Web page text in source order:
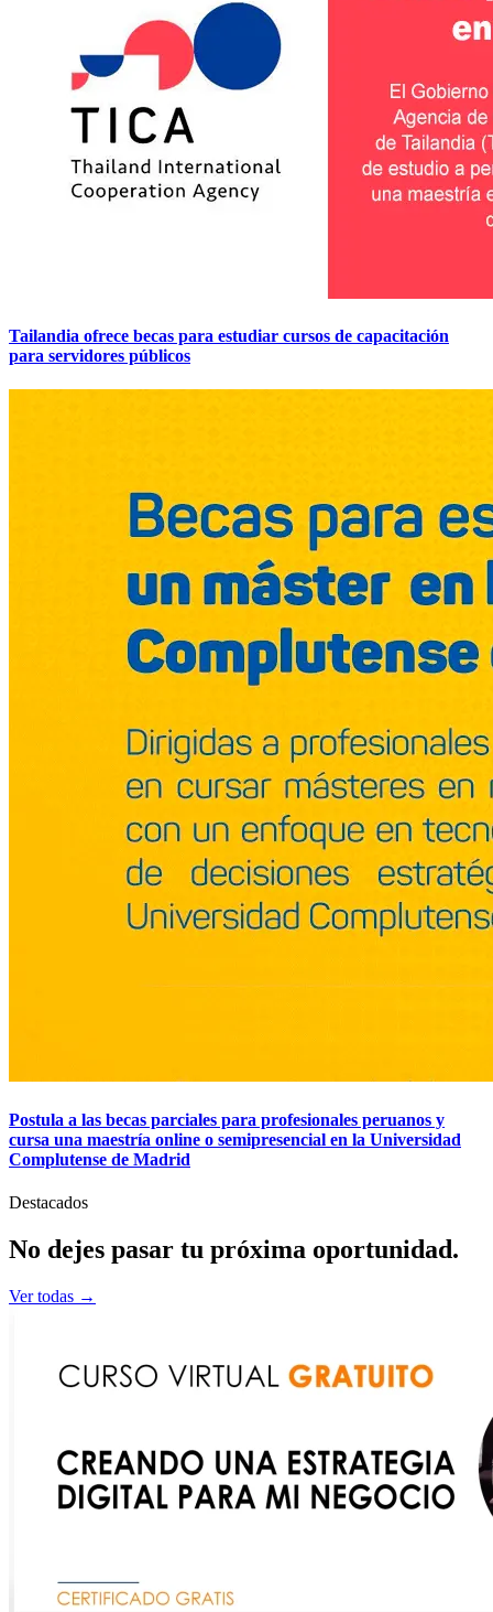
Tailandia ofrece becas para estudiar cursos de capacitación
para servidores públicos
Postula a las becas parciales para profesionales peruanos y
cursa una maestría online o semipresencial en la Universidad
Complutense de Madrid
Destacados
No dejes pasar tu próxima oportunidad.
Ver todas →